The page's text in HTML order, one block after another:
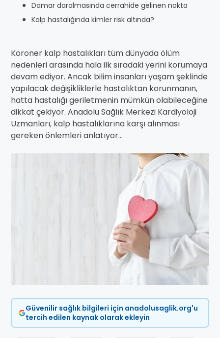
Damar daralmasında cerrahide gelinen nokta
Kalp hastalığında kimler risk altında?
Koroner kalp hastalıkları tüm dünyada ölüm
nedenleri arasında hala ilk sıradaki yerini korumaya
devam ediyor. Ancak bilim insanları yaşam şeklinde
yapılacak değişikliklerle hastalıktan korunmanın,
hatta hastalığı geriletmenin mümkün olabileceğine
dikkat çekiyor. Anadolu Sağlık Merkezi Kardiyoloji
Uzmanları, kalp hastalıklarına karşı alınması
gereken önlemleri anlatıyor…
Güvenilir sağlık bilgileri için anadolusaglik.org'u
tercih edilen kaynak olarak ekleyin